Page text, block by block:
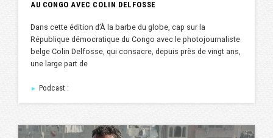
AU CONGO AVEC COLIN DELFOSSE
Dans cette édition d’À la barbe du globe, cap sur la
République démocratique du Congo avec le photojournaliste
belge Colin Delfosse, qui consacre, depuis près de vingt ans,
une large part de
► Podcast :